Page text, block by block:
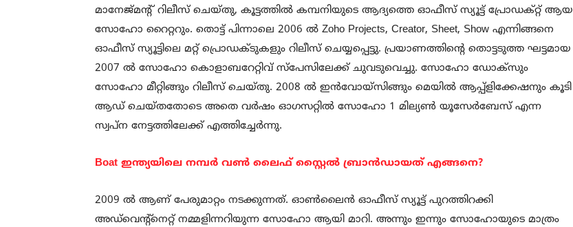
മാനേജ്‌മന്റ് റിലീസ് ചെയ്തു, കൂട്ടത്തിൽ കമ്പനിയുടെ ആദ്യത്തെ ഓഫീസ് സ്യൂട്ട് പ്രോഡക്റ്റ് ആയ
സോഹോ റൈറ്ററും. തൊട്ട് പിന്നാലെ 2006 ൽ Zoho Projects, Creator, Sheet, Show എന്നിങ്ങനെ
ഓഫീസ് സ്യൂട്ടിലെ മറ്റ് പ്രൊഡക്ടുകളും റിലീസ് ചെയ്യപ്പെട്ടു. പ്രയാണത്തിന്റെ തൊട്ടടുത്ത ഘട്ടമായ
2007 ൽ സോഹോ കൊളാബറേറ്റിവ് സ്‌പേസിലേക്ക് ചുവടുവെച്ചു. സോഹോ ഡോക്‌സും
സോഹോ മീറ്റിങ്ങും റിലീസ് ചെയ്തു. 2008 ൽ ഇൻവോയ്‌സിങ്ങും മെയിൽ ആപ്പ്ളിക്കേഷനും കൂടി
ആഡ് ചെയ്തതോടെ അതെ വർഷം ഓഗസറ്റിൽ സോഹോ 1 മില്യൺ യൂസേർബേസ് എന്ന
സ്വപ്ന നേട്ടത്തിലേക്ക് എത്തിച്ചേർന്നു.
Boat ഇന്ത്യയിലെ നമ്പർ വൺ ലൈഫ് സ്റ്റൈൽ ബ്രാൻഡായത് എങ്ങനെ?
2009 ൽ ആണ് പേരുമാറ്റം നടക്കുന്നത്. ഓൺലൈൻ ഓഫീസ് സ്യൂട്ട് പുറത്തിറക്കി
അഡ്‌വെന്റ്നെറ്റ് നമ്മളിന്നറിയുന്ന സോഹോ ആയി മാറി. അന്നും ഇന്നും സോഹോയുടെ മാത്രം